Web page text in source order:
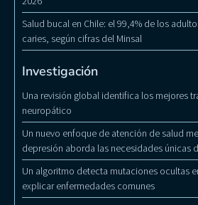
Salud bucal en Chile: el 99,4% de los
caries, según cifras del Minsal
Investigación
Una revisión global identifica los mejores
neuropático
Un nuevo enfoque de atención de salud
depresión aborda las necesidades únicas
Un algoritmo detecta mutaciones ocultas
explicar enfermedades comunes